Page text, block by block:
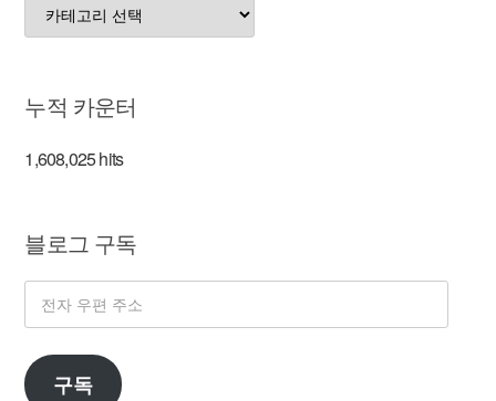
류
누적 카운터
1,608,025 hits
블로그 구독
자
우
편
구독